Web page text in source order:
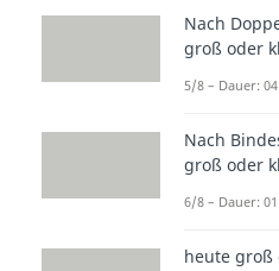
Nach
groß oder
5/8 – Dauer:
Nach
groß oder
6/8 – Dauer:
heute groß